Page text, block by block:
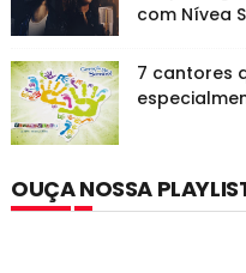
com Nívea
7 cantores
OUÇA NOSSA